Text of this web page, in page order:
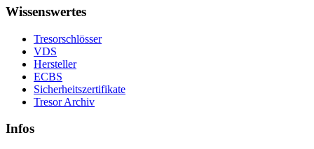
Wissenswertes
Tresorschlösser
VDS
Hersteller
ECBS
Sicherheitszertifikate
Tresor Archiv
Infos